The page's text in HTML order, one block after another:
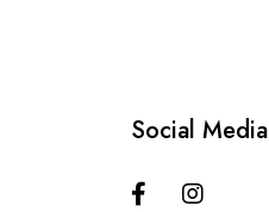
Social Media